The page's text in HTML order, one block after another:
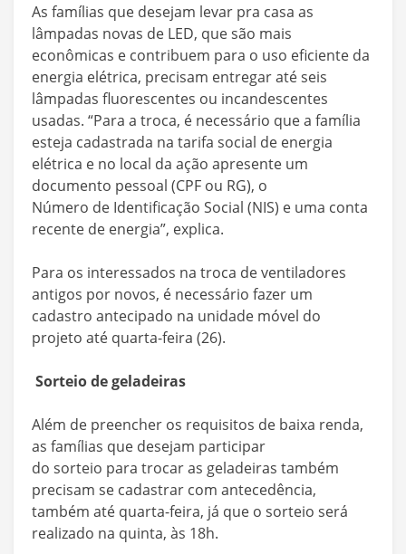
As famílias que desejam levar pra casa as
lâmpadas novas de LED, que são mais
econômicas e contribuem para o uso eficiente da
energia elétrica, precisam entregar até seis
lâmpadas fluorescentes ou incandescentes
usadas. “Para a troca, é necessário que a família
esteja cadastrada na tarifa social de energia
elétrica e no local da ação apresente um
documento pessoal (CPF ou RG), o
Número de Identificação Social (NIS) e uma conta
recente de energia”, explica.
Para os interessados na troca de ventiladores
antigos por novos, é necessário fazer um
cadastro antecipado na unidade móvel do
projeto até quarta-feira (26).
Sorteio de geladeiras
Além de preencher os requisitos de baixa renda,
as famílias que desejam participar
do sorteio para trocar as geladeiras também
precisam se cadastrar com antecedência,
também até quarta-feira, já que o sorteio será
realizado na quinta, às 18h.